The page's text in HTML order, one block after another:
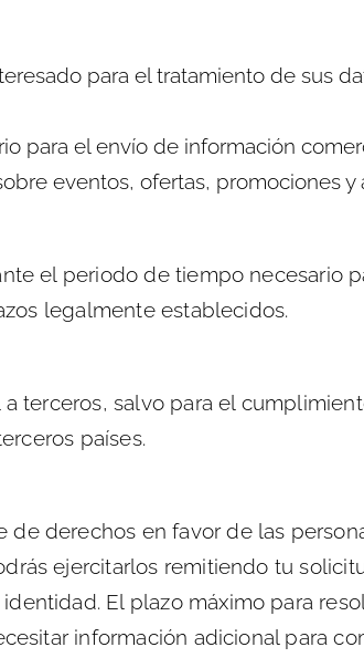
para el tratamiento de sus
para el envío de información
eventos, ofertas, promociones
el periodo de tiempo necesario
legalmente establecidos.
terceros, salvo para el
países.
de derechos en favor de las
ejercitarlos remitiendo tu
El plazo máximo para
información adicional para